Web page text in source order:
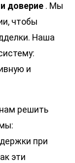
доверие . Мы
чтобы
Наша
и
решить
при
эти